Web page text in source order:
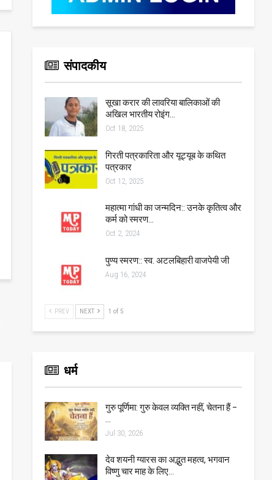
संपादकीय
सूखा करार की लावरिया बालिकाओं की
अखिल भारतीय रोइंग…
Oct 18, 2025
गिरती पत्रकारिता और यूट्यूब के कथित
पत्रकार
Oct 12, 2025
महात्मा गांधी का जन्मदिन:: उनके कृतित्व और
कर्म को स्मरण…
Oct 2, 2024
पुण्य स्मरण:: स्व. अटलबिहारी वाजपेयी जी
Aug 16, 2024
PREV NEXT 1 of 5
धर्म
गुरु पूर्णिमा: गुरु केवल व्यक्ति नहीं, चेतना हैं –
Jul 30, 2026
देव शयनी ग्यारस का अद्भुत महत्व, भगवान
विष्णु चार माह के लिए…